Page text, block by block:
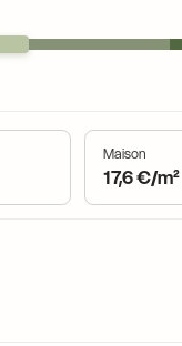
Maison
17,6 €/m²